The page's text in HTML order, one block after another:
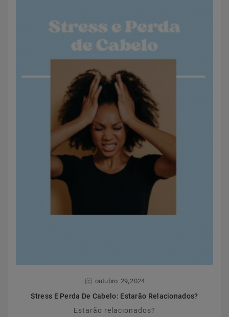
outubro 29, 2024
Stress E Perda De Cabelo: Estarão Relacionados?
Estarão relacionados?